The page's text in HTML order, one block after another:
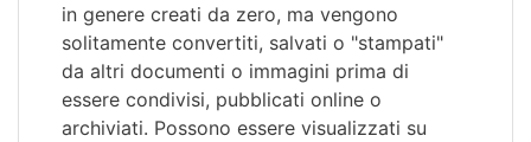
in genere creati da zero, ma vengono
solitamente convertiti, salvati o "stampati"
da altri documenti o immagini prima di
essere condivisi, pubblicati online o
archiviati. Possono essere visualizzati su